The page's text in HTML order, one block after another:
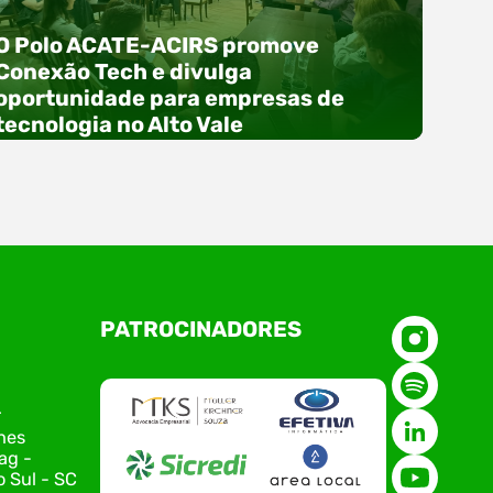
Polo ACATE-ACIRS promove
Tech e divulga
para empresas de
no Alto Vale
O Polo ACATE-ACIRS, por meio do NIAVI – Núcleo
de Tecnologia da Informação do Alto Vale do
Conexão Tech NIAVI, reunindo empresas de
tecnologia da região para uma noite de
conteúdo estratégico e
de novas iniciativas para o setor.
encontro aconteceu em Rio…
-
Sul - SC
PATROCINADORES